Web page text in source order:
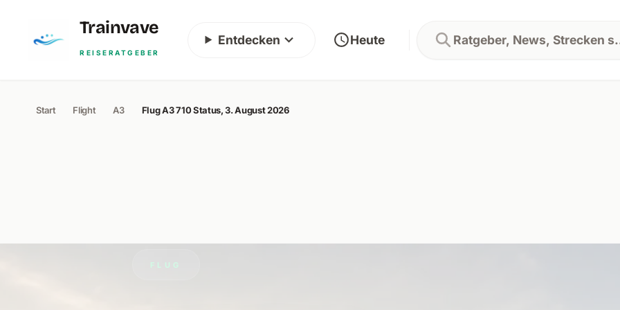
Trainvave
REISERATGEBER
Entdecken Heute Ratgeber, News, Strecken
Start Flight A3 Flug A3 710 Status, 3. August 2026
FLUG